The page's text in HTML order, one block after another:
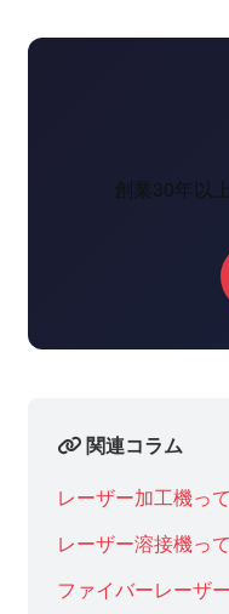
創業30年以
関連コラム
レーザー加工機っ
レーザー溶接機っ
ファイバーレーザ